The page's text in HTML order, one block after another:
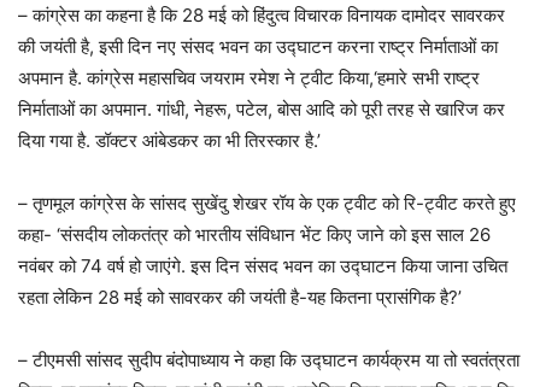
– कांग्रेस का कहना है कि 28 मई को हिंदुत्व विचारक विनायक दामोदर सावरकर
की जयंती है, इसी दिन नए संसद भवन का उद्घाटन करना राष्ट्र निर्माताओं का
अपमान है. कांग्रेस महासचिव जयराम रमेश ने ट्वीट किया,‘हमारे सभी राष्ट्र
निर्माताओं का अपमान. गांधी, नेहरू, पटेल, बोस आदि को पूरी तरह से खारिज कर
दिया गया है. डॉक्टर आंबेडकर का भी तिरस्कार है.’
– तृणमूल कांग्रेस के सांसद सुखेंदु शेखर रॉय के एक ट्वीट को रि-ट्वीट करते हुए
कहा- ‘संसदीय लोकतंत्र को भारतीय संविधान भेंट किए जाने को इस साल 26
नवंबर को 74 वर्ष हो जाएंगे. इस दिन संसद भवन का उद्घाटन किया जाना उचित
रहता लेकिन 28 मई को सावरकर की जयंती है-यह कितना प्रासंगिक है?’
– टीएमसी सांसद सुदीप बंदोपाध्याय ने कहा कि उद्घाटन कार्यक्रम या तो स्वतंत्रता